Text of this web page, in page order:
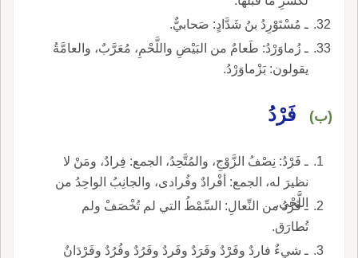
ـ مُسْتَوْرِدُ بنُ شَدَّادٍ: صَحابيٌّ.
ـ زُماوَرْدُ: طَعامٌ من البَيْضِ واللَّحْمِ، مُعَرَّبٌ، والعامَّةُ
يقولون: بَزْماوَرْدُ.
(ب) فَرْدُ
ـ فَرْدُ: نِصْفُ الزَّوْجِ، والمُتَّحِدُ، الجمع: فِرادٌ، ومَنْ لا
نظيرَ له، الجمع: أفْرادٌ وفُرادى، والجانِبُ الواحِدُ من
اللَّحْي.ـ فَرْدُ من النِّعالِ: السِّمْطُ التي لم تُخْصَفْ ولم
تُطارَق.
ـ شيءٌ فارِدٌ وفَرْدٌ وفَرَدٌ وفَرِدٌ وفَرُدٌ وفُرُدٌ وفَرْدَانٌ